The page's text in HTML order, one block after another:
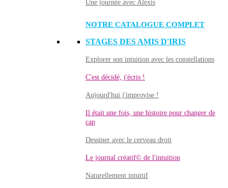
Une journée avec Alexis
NOTRE CATALOGUE COMPLET
STAGES DES AMIS D'IRIS
Explorer son intuition avec les constellations
C'est décidé, j'écris !
Aujourd'hui j'improvise !
Il était une fois, une histoire pour changer de
cap
Dessiner avec le cerveau droit
Le journal créatif© de l'intuition
Naturellement intuitif